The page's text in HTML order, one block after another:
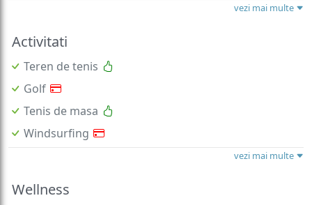
vezi mai multe
Activitati
Teren de tenis
Golf
Tenis de masa
Windsurfing
vezi mai multe
Wellness